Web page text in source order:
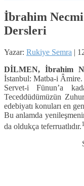
İbrahim
Dersleri
Yazar: Rukiye Semra |
DİLMEN, İbrahim
İstanbul: Matba-i Âmire.
Servet-i Fünun’a
Teceddüdümüzün
edebiyatı konuları en
Bu anlamda
da oldukça teferruatlıdır.1